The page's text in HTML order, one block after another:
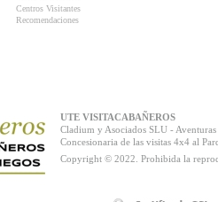
Centros Visitantes
Recomendaciones
UTE VISITACABAÑEROS
Cladium y Asociados SLU -
Concesionaria de las visitas 4x4 al
Copyright © 2022. Prohibida la